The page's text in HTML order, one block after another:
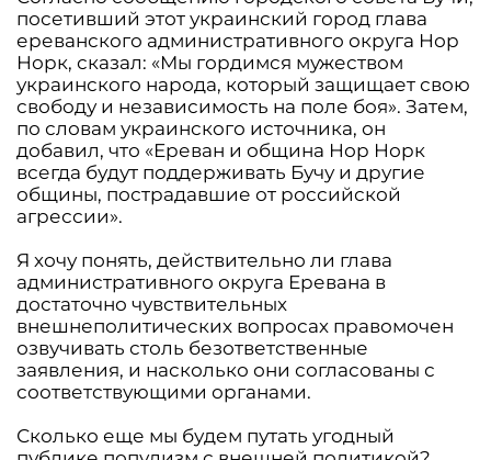
посетивший этот украинский город глава
ереванского административного округа Нор
Норк, сказал: «Мы гордимся мужеством
украинского народа, который защищает свою
свободу и независимость на поле боя». Затем,
по словам украинского источника, он
добавил, что «Ереван и община Нор Норк
всегда будут поддерживать Бучу и другие
общины, пострадавшие от российской
агрессии».
Я хочу понять, действительно ли глава
административного округа Еревана в
достаточно чувствительных
внешнеполитических вопросах правомочен
озвучивать столь безответственные
заявления, и насколько они согласованы с
соответствующими органами.
Сколько еще мы будем путать угодный